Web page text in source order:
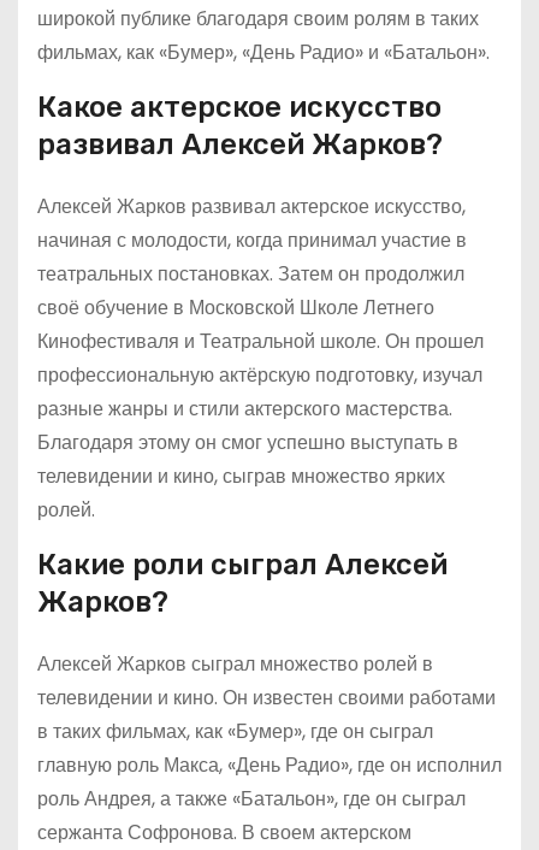
широкой публике благодаря своим ролям в таких
фильмах, как «Бумер», «День Радио» и «Батальон».
Какое актерское искусство
развивал Алексей Жарков?
Алексей Жарков развивал актерское искусство,
начиная с молодости, когда принимал участие в
театральных постановках. Затем он продолжил
своё обучение в Московской Школе Летнего
Кинофестиваля и Театральной школе. Он прошел
профессиональную актёрскую подготовку, изучал
разные жанры и стили актерского мастерства.
Благодаря этому он смог успешно выступать в
телевидении и кино, сыграв множество ярких
ролей.
Какие роли сыграл Алексей
Жарков?
Алексей Жарков сыграл множество ролей в
телевидении и кино. Он известен своими работами
в таких фильмах, как «Бумер», где он сыграл
главную роль Макса, «День Радио», где он исполнил
роль Андрея, а также «Батальон», где он сыграл
сержанта Софронова. В своем актерском